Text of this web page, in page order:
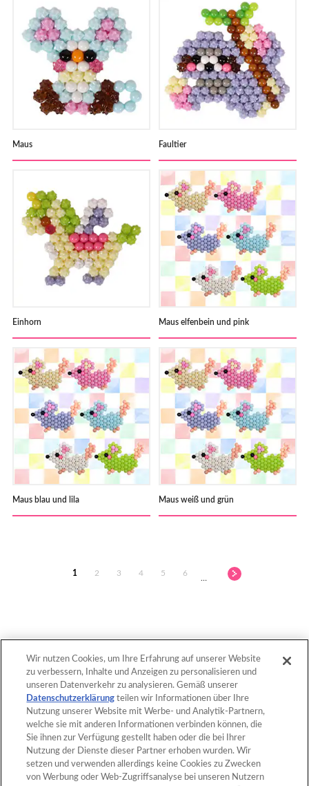
Maus Faultier
Einhorn Maus elfenbein und pink
Maus blau und lila Maus weiß und grün
1 2 3 4 5 6
nach oben
Home Produkte
Vorlagen Was sind Aquabeads?
Filme FAQ
Wir nutzen Cookies, um Ihre Erfahrung auf unserer Website
zu verbessern, Inhalte und Anzeigen zu personalisieren und
unseren Datenverkehr zu analysieren. Gemäß unserer
Datenschutzerklärung teilen wir Informationen über Ihre
Nutzung unserer Website mit Werbe- und Analytik-Partnern,
welche sie mit anderen Informationen verbinden können, die
Sie ihnen zur Verfügung gestellt haben oder die bei Ihrer
Nutzung der Dienste dieser Partner erhoben wurden. Wir
setzen und verwenden allerdings keine Cookies zu Zwecken
von Werbung oder Web-Zugriffsanalyse bei unseren Nutzern